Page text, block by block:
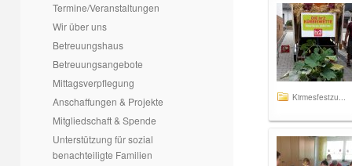
Termine/Veranstaltungen
Wir über uns
Betreuungshaus
Betreuungsangebote
Mittagsverpflegung
Anschaffungen & Projekte
Mitgliedschaft & Spende
Unterstützung für sozial
benachteiligte Familien
Kirmesfestzu...